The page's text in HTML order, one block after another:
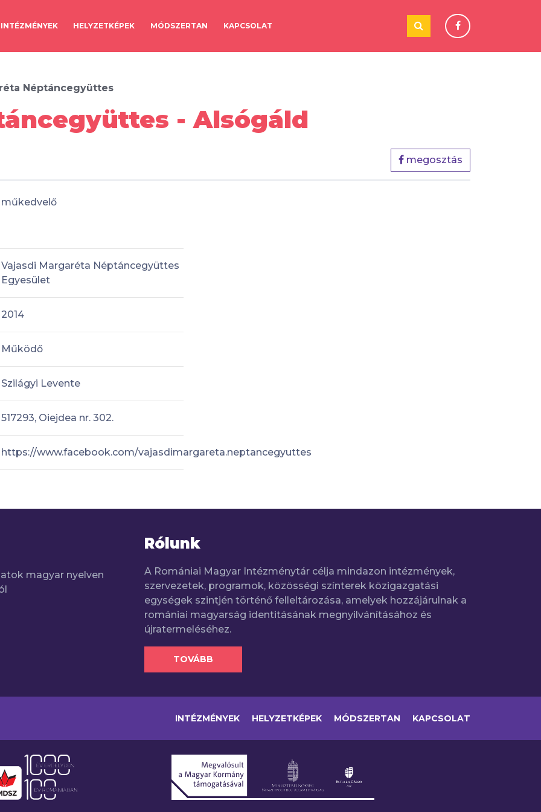
INTÉZMÉNYEK HELYZETKÉPEK MÓDSZERTAN KAPCSOLAT
Néptáncegyüttes
- Alsógáld
megosztás
műkedvelő
Vajasdi Margaréta Néptáncegyüttes
Egyesület
2014
Működő
Szilágyi Levente
517293, Oiejdea nr. 302.
https://www.facebook.com/vajasdimargareta.neptancegyuttes
magyar nyelven
Rólunk
A Romániai Magyar Intézménytár célja mindazon intézmények,
szervezetek, programok, közösségi színterek közigazgatási
egységek szintjén történő felleltározása, amelyek hozzájárulnak a
romániai magyarság identitásának megnyilvánításához és
újratermeléséhez.
TOVÁBB
INTÉZMÉNYEK HELYZETKÉPEK MÓDSZERTAN KAPCSOLAT